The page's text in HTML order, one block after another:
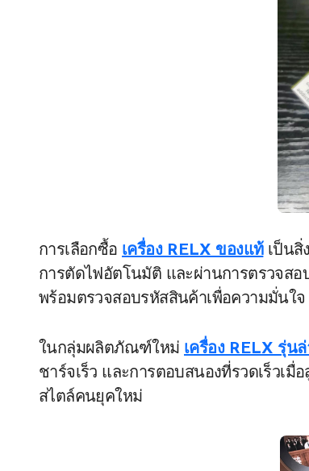
การเลือกซื้อ เครื่อง RELX ของแท้เป็นสิ่
การตัดไฟอัตโนมัติ และผ่านการตรวจส
พร้อมตรวจสอบรหัสสินค้าเพื่อความมั่นใจ
ในกลุ่มผลิตภัณฑ์ใหม่ เครื่อง RELX รุ่น
ชาร์จเร็ว และการตอบสนองที่รวดเร็วเ
สไตล์คนยุคใหม่